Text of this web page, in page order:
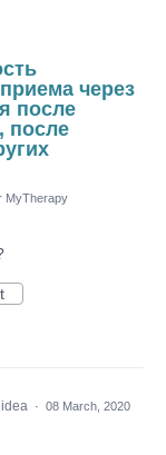
через
после
после
MyTherapy
· 08 March, 2020